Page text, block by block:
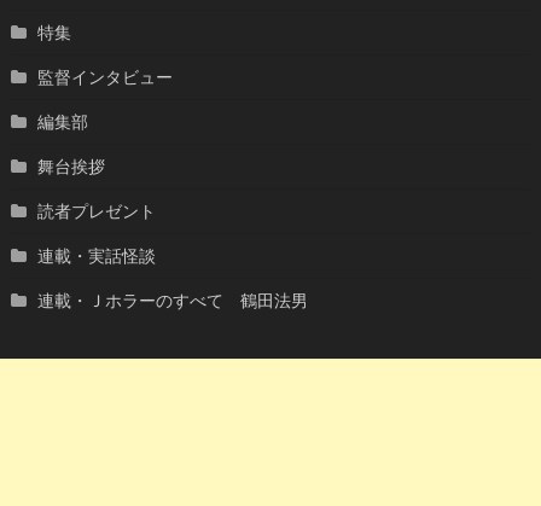
特集
監督インタビュー
編集部
舞台挨拶
読者プレゼント
連載・実話怪談
連載・Ｊホラーのすべて 鶴田法男